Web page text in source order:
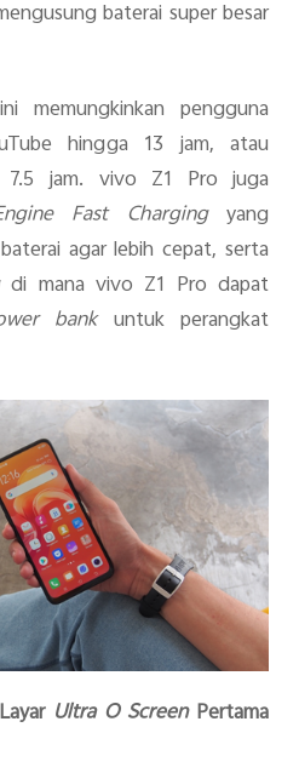
baterai super besar
memungkinkan pengguna
hingga 13 jam, atau
7.5 jam. vivo Z1 Pro juga
Fast Chargingyang
agar lebih cepat, serta
di mana vivo Z1 Pro dapat
bankuntuk perangkat
Ultra O Screen Pertama